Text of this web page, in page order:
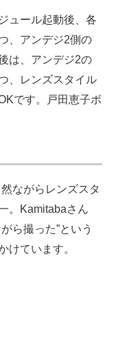
ュール起動後、各
、アンデジ2側の
は、アンデジ2の
、レンズスタイル
です。戸田恵子ボ
ながらレンズスタ
。Kamitabaさん
ら撮った”という
けています。